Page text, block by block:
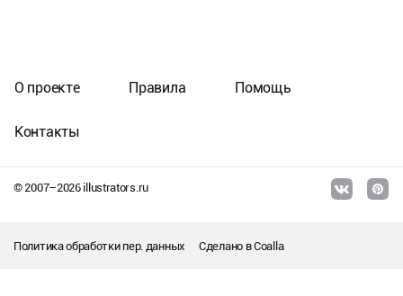
© 2007–2026illustrators.ru
О проекте Правила Помощь
Контакты
Политика обработки пер. данных Сделано вCoalla